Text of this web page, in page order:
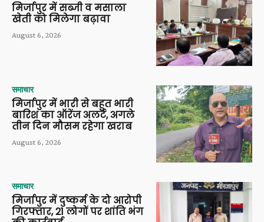
मिर्जापुर में सब्जी व मसाला
खेती को मिलेगा बढ़ावा
August 6, 2026
समाचार
मिर्जापुर में भारी से बहुत भारी
बारिश का ऑरेंज अलर्ट, अगले
तीन दिन मौसम रहेगा खराब
August 6, 2026
समाचार
मिर्जापुर में दुष्कर्म के दो आरोपी
गिरफ्तार, 21 लोगों पर शांति भंग